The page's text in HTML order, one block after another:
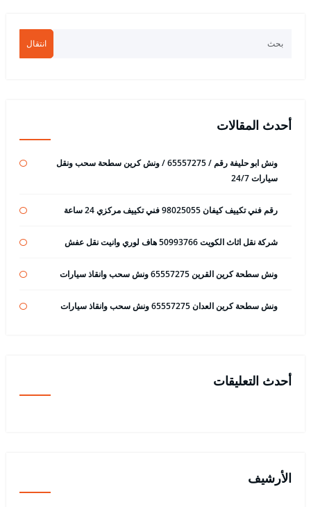
انتقال
أحدث المقالات
ونش ابو حليفة رقم / 65557275 / ونش كرين سطحة سحب ونقل
سيارات 24/7
رقم فني تكييف كيفان 98025055 فني تكييف مركزي 24 ساعة
شركة نقل اثاث الكويت 50993766 هاف لوري وانيت نقل عفش
ونش سطحة كرين القرين 65557275 ونش سحب وانقاذ سيارات
ونش سطحة كرين العدان 65557275 ونش سحب وانقاذ سيارات
أحدث التعليقات
الأرشيف